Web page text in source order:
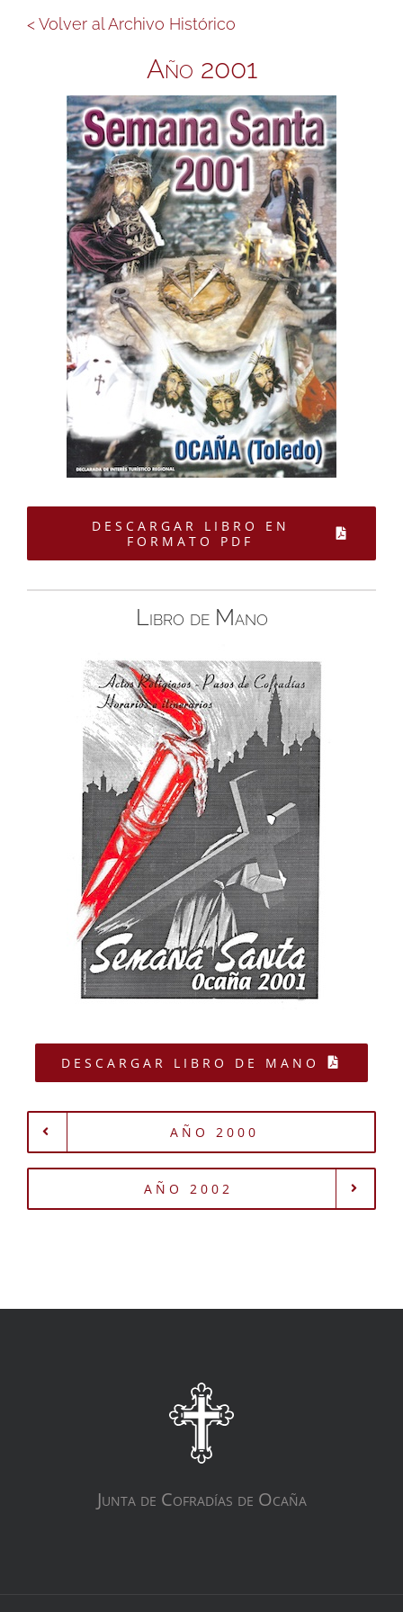
< Volver al Archivo Histórico
Año 2001
DESCARGAR LIBRO EN
FORMATO PDF
Libro de Mano
DESCARGAR LIBRO DE MANO
AÑO 2000
AÑO 2002
Junta de Cofradías de Ocaña